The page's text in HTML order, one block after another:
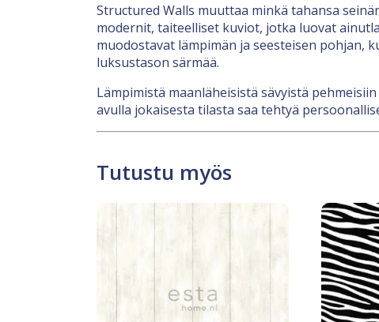
Structured Walls muuttaa minkä tahansa
modernit, taiteelliset kuviot, jotka luovat
muodostavat lämpimän ja seesteisen pohjan,
luksustason särmää.
Lämpimistä maanläheisistä sävyistä
avulla jokaisesta tilasta saa tehtyä
Tutustu myös